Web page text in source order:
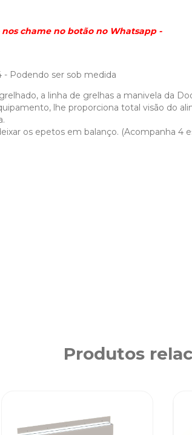
chame no botão no Whatsapp -
Podendo ser sob medida
a linha de grelhas a manivela da
lhe proporciona total visão do
os epetos em balanço. (Acompanha 4
Produtos